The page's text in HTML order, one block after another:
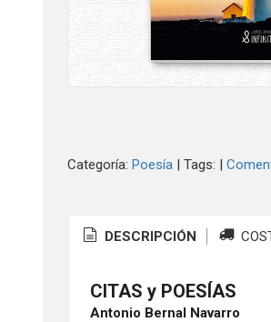
Categoría: Poesía| Tags: |
DESCRIPCIÓN
CITAS y POESÍAS
Antonio Bernal Navarro